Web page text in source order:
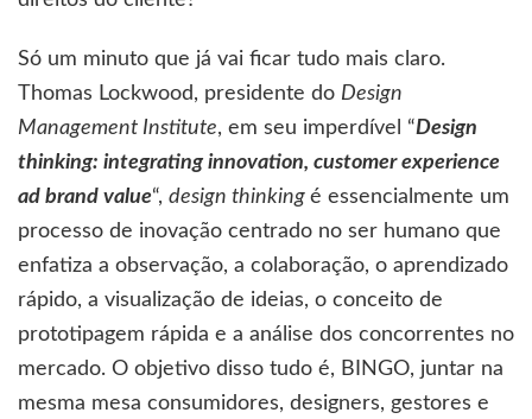
Só um minuto que já vai ficar tudo mais claro.
Thomas Lockwood, presidente do Design
Management Institute, em seu imperdível “Design
thinking: integrating innovation, customer experience
ad brand value“, design thinking é essencialmente um
processo de inovação centrado no ser humano que
enfatiza a observação, a colaboração, o aprendizado
rápido, a visualização de ideias, o conceito de
prototipagem rápida e a análise dos concorrentes no
mercado. O objetivo disso tudo é, BINGO, juntar na
mesma mesa consumidores, designers, gestores e